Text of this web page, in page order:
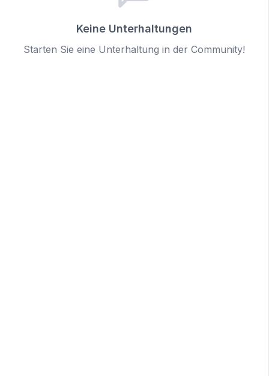
Keine Unterhaltungen
Starten Sie eine Unterhaltung in der Community!